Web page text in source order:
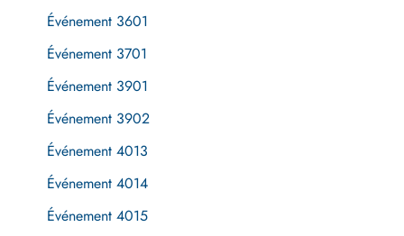
Événement 3601
Événement 3701
Événement 3901
Événement 3902
Événement 4013
Événement 4014
Événement 4015